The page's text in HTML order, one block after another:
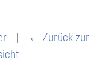
|
← Zurück zur